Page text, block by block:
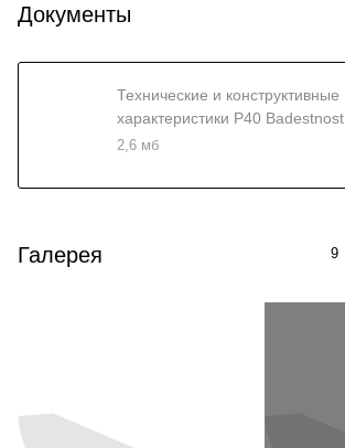
Документы
Технические и конструктивные
характеристики P40 Badestnost
2,6 мб
Галерея 9